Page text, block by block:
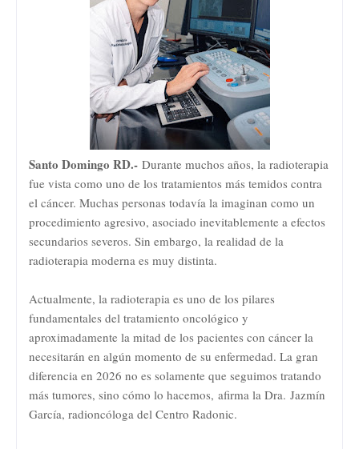
Santo Domingo RD.- Durante muchos años, la radioterapia
fue vista como uno de los tratamientos más temidos contra
el cáncer. Muchas personas todavía la imaginan como un
procedimiento agresivo, asociado inevitablemente a efectos
secundarios severos. Sin embargo, la realidad de la
radioterapia moderna es muy distinta.
Actualmente, la radioterapia es uno de los pilares
fundamentales del tratamiento oncológico y
aproximadamente la mitad de los pacientes con cáncer la
necesitarán en algún momento de su enfermedad. La gran
diferencia en 2026 no es solamente que seguimos tratando
más tumores, sino cómo lo hacemos, afirma la Dra. Jazmín
García, radioncóloga del Centro Radonic.